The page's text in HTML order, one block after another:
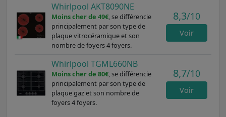
Whirlpool AKT8090NE
Moins cher de 49€, se différencie
principalement par son type de
plaque vitrocéramique et son
nombre de foyers 4 foyers.
8,3/10
Voir
Whirlpool TGML660NB
Moins cher de 80€, se différencie
principalement par son type de
plaque gaz et son nombre de
foyers 4 foyers.
8,7/10
Voir